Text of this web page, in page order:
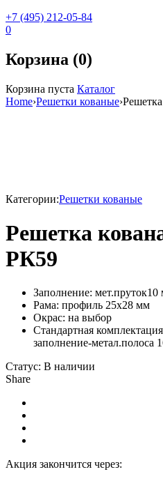
+7 (495) 212-05-84
0
Корзина (0)
Корзина пуста Каталог
Home›Решетки кованые›
Категории:Решетки кованые
Решетка
РК59
Заполнение: мет.пруток10
Рама: профиль 25х28 мм
Окрас: на выбор
Стандартная
заполнение-метал.полоса
Статус: В наличии
Share
Акция закончится через: